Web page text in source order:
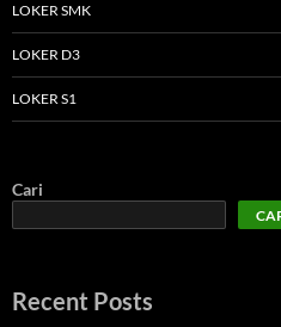
LOKER SMK
LOKER D3
LOKER S1
Cari
Recent Posts